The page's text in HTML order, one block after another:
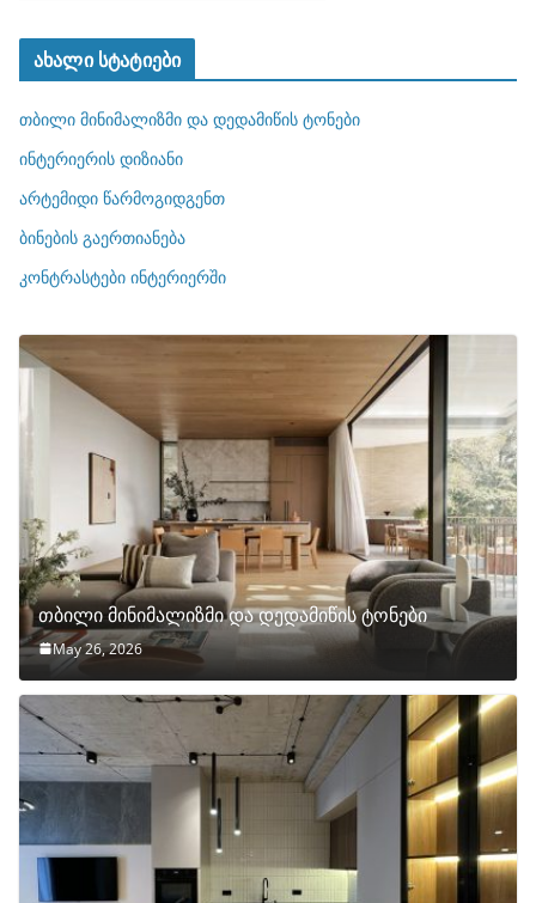
ტ
ო
რ
ბ
ი
ახალი სტატიები
თბილი მინიმალიზმი და დედამიწის ტონები
ინტერიერის დიზიანი
არტემიდი წარმოგიდგენთ
ბინების გაერთიანება
კონტრასტები ინტერიერში
თბილი მინიმალიზმი და დედამიწის ტონები
May 26, 2026